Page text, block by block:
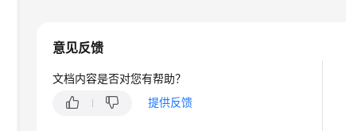
意见反馈
文档内容是否对您有帮助？
提供反馈